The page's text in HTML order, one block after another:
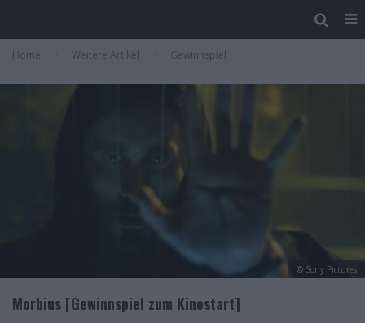
Home Weitere Artikel Gewinnspiel
© Sony Pictures
Morbius [Gewinnspiel zum Kinostart]